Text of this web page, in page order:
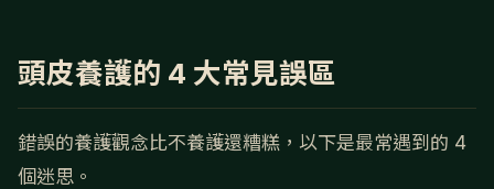
頭皮養護的 4 大常見誤區
錯誤的養護觀念比不養護還糟糕，以下是最常遇到的 4
個迷思。